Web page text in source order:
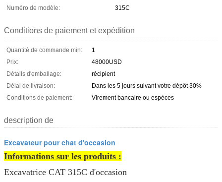
Numéro de modèle:
315C
Conditions de paiement et expédition
Quantité de commande min:
1
Prix:
48000USD
Détails d'emballage:
récipient
Délai de livraison:
Dans les 5 jours suivant votre dépôt 30%
Conditions de paiement:
Virement bancaire ou espèces
description de
Excavateur pour chat d'occasion
Informations sur les produits :
Excavatrice CAT 315C d'occasion